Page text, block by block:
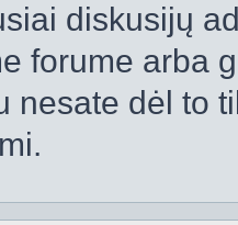
diskusijų
forume arba
nesate dėl to